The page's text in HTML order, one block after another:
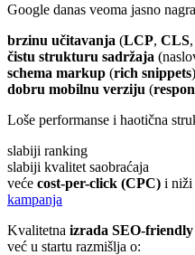
Google danas veoma jasno
brzinu učitavanja (LCP, CLS,
čistu strukturu sadržaja
schema markup (rich snippets)
dobru mobilnu verziju (
Loše performanse i haotična
slabiji ranking
slabiji kvalitet saobraćaja
veće cost-per-click (CPC) i niži
kampanja
Kvalitetna izrada SEO-
već u startu razmišlja o: